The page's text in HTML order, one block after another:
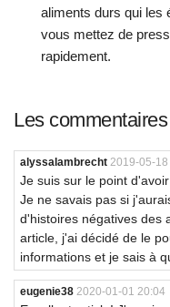
aliments durs qui les
vous mettez de
rapidement.
Les
alyssalambrecht 2019-05-18
Je suis sur le point
Je ne savais pas si
d'histoires négatives des
article, j'ai décidé de le
informations et je sais à
eugenie38 2020-01-01 20:04